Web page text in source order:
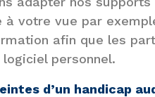
à votre vue par
afin que les
logiciel personnel.
d’un handicap